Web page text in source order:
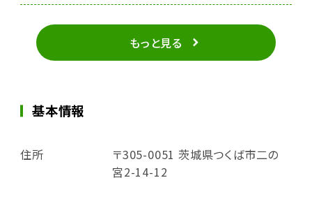
もっと見る
基本情報
住所
〒305-0051 茨城県つくば市二の
宮2-14-12